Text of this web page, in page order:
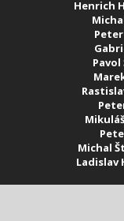
Henrich
Michal
Ladislav